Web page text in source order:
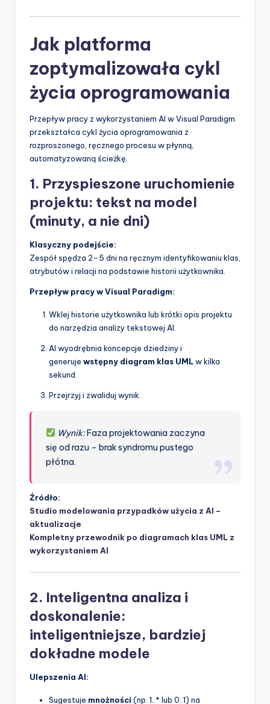
Jak platforma
zoptymalizowała cykl
życia oprogramowania
Przepływ pracy z wykorzystaniem AI w Visual Paradigm
przekształca cykl życia oprogramowania z
rozproszonego, ręcznego procesu w płynną,
automatyzowaną ścieżkę.
1. Przyspieszone uruchomienie
projektu: tekst na model
(minuty, a nie dni)
Klasyczny podejście:
Zespół spędza 2–5 dni na ręcznym identyfikowaniu klas,
atrybutów i relacji na podstawie historii użytkownika.
Przepływ pracy w Visual Paradigm:
Wklej historie użytkownika lub krótki opis projektu
do narzędzia analizy tekstowej AI.
AI wyodrębnia koncepcje dziedziny i
generuje wstępny diagram klas UMLw kilka
sekund.
Przejrzyj i zwaliduj wynik.
Wynik:Faza projektowania zaczyna
się od razu – brak syndromu pustego
płótna.
Źródło:
Studio modelowania przypadków użycia z AI –
aktualizacje
Kompletny przewodnik po diagramach klas UML z
wykorzystaniem AI
2. Inteligentna analiza i
doskonalenie:
inteligentniejsze, bardziej
dokładne modele
Ulepszenia AI:
Sugestuje mnożności (np. 1..* lub 0..1) na